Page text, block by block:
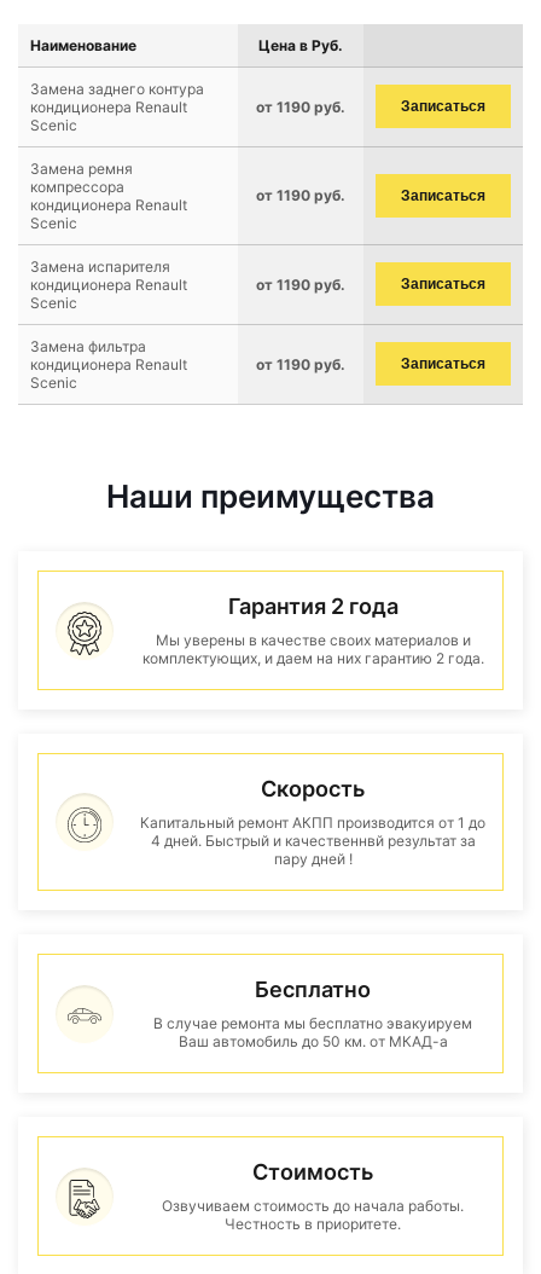
Наименование Цена в Руб.
Замена заднего контура
кондиционера Renault
Scenic
от 1190 руб. Записаться
Замена ремня
компрессора
кондиционера Renault
Scenic
от 1190 руб. Записаться
Замена испарителя
кондиционера Renault
Scenic
от 1190 руб. Записаться
Замена фильтра
кондиционера Renault
Scenic
от 1190 руб. Записаться
Наши преимущества
Гарантия 2 года
Мы уверены в качестве своих материалов и
комплектующих, и даем на них гарантию 2 года.
Скорость
Капитальный ремонт АКПП производится от 1 до
4 дней. Быстрый и качественнвй результат за
пару дней !
Бесплатно
В случае ремонта мы бесплатно эвакуируем
Ваш автомобиль до 50 км. от МКАД-а
Стоимость
Озвучиваем стоимость до начала работы.
Честность в приоритете.